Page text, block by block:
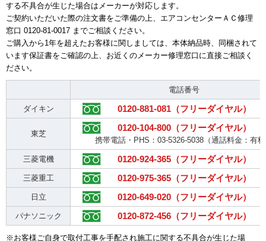
する不具合が生じた場合はメーカーが対応します。
ご契約いただいた際の注文書をご準備の上、エアコンセンターＡＣ修理
窓口 0120-81-0017 までご相談ください。
ご購入から1年を超えたお客様に関しましては、本体納品時、同梱されて
います保証書をご確認の上、お近くのメーカー修理窓口に直接ご相談く
ださい。
電話番号
ダイキン 0120-881-081（フリーダイヤル）
東芝
0120-104-800（フリーダイヤル）
携帯電話・PHS：03-5326-5038（通話料金：有
三菱電機 0120-924-365（フリーダイヤル）
三菱重工 0120-975-365（フリーダイヤル）
日立 0120-649-020（フリーダイヤル）
パナソニック 0120-872-456（フリーダイヤル）
※お客様ご自身で取付工事を手配され施工に関する不具合が生じた場